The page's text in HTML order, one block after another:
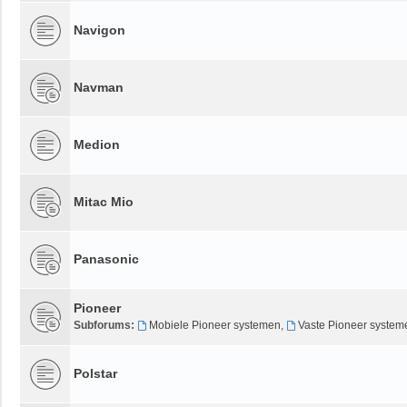
Navigon
Navman
Medion
Mitac Mio
Panasonic
Pioneer
Subforums: Mobiele Pioneer systemen, Vaste Pioneer
Polstar